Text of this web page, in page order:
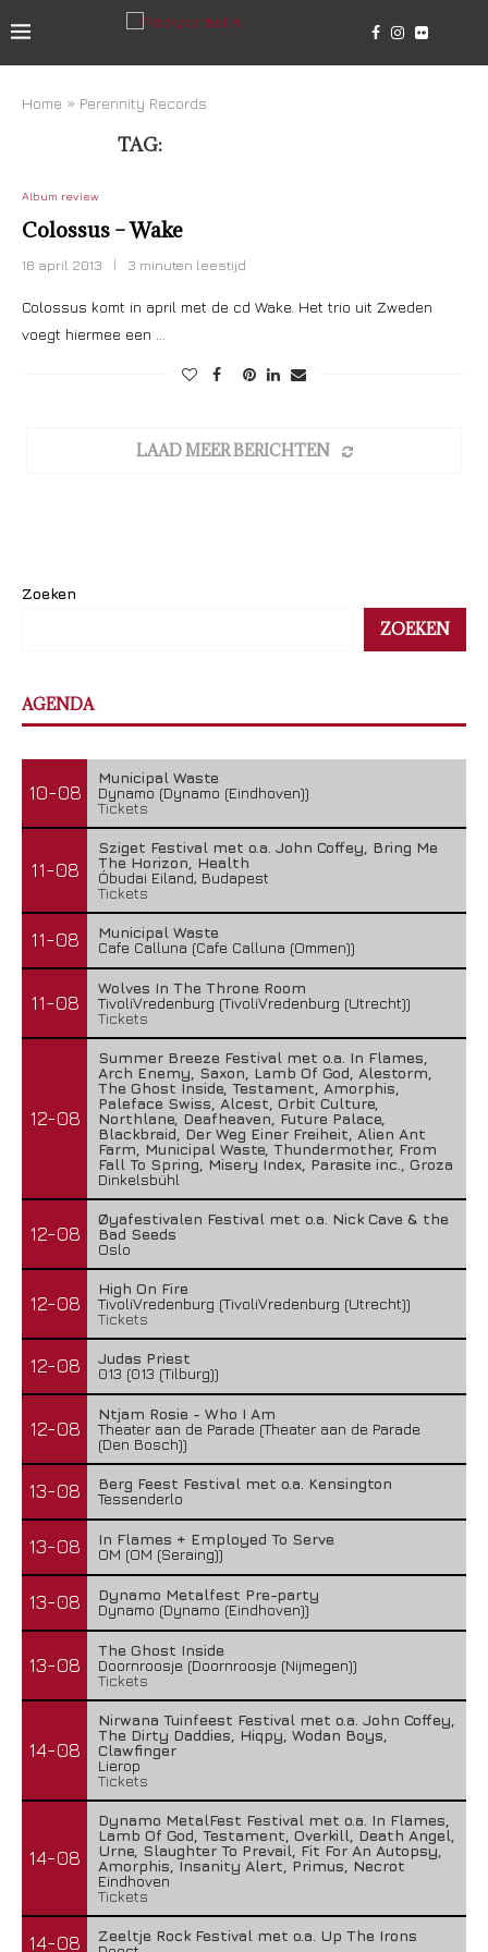
Home » Perennity Records
TAG:
Album review
Colossus – Wake
16 april 2013 3 minuten leestijd
Colossus komt in april met de cd Wake. Het trio uit Zweden
voegt hiermee een …
LAAD MEER BERICHTEN
Zoeken
ZOEKEN
AGENDA
10-08
Municipal Waste
Dynamo (Dynamo (Eindhoven))
Tickets
11-08
Sziget Festival met o.a. John Coffey, Bring Me
The Horizon, Health
Óbudai Eiland, Budapest
Tickets
11-08
Municipal Waste
Cafe Calluna (Cafe Calluna (Ommen))
11-08
Wolves In The Throne Room
TivoliVredenburg (TivoliVredenburg (Utrecht))
Tickets
12-08
Summer Breeze Festival met o.a. In Flames,
Arch Enemy, Saxon, Lamb Of God, Alestorm,
The Ghost Inside, Testament, Amorphis,
Paleface Swiss, Alcest, Orbit Culture,
Northlane, Deafheaven, Future Palace,
Blackbraid, Der Weg Einer Freiheit, Alien Ant
Farm, Municipal Waste, Thundermother, From
Fall To Spring, Misery Index, Parasite inc., Groza
Dinkelsbühl
12-08
Øyafestivalen Festival met o.a. Nick Cave & the
Bad Seeds
Oslo
12-08
High On Fire
TivoliVredenburg (TivoliVredenburg (Utrecht))
Tickets
12-08
Judas Priest
013 (013 (Tilburg))
12-08
Ntjam Rosie - Who I Am
Theater aan de Parade (Theater aan de Parade
(Den Bosch))
13-08
Berg Feest Festival met o.a. Kensington
Tessenderlo
13-08
In Flames + Employed To Serve
OM (OM (Seraing))
13-08
Dynamo Metalfest Pre-party
Dynamo (Dynamo (Eindhoven))
13-08
The Ghost Inside
Doornroosje (Doornroosje (Nijmegen))
Tickets
14-08
Nirwana Tuinfeest Festival met o.a. John Coffey,
The Dirty Daddies, Hiqpy, Wodan Boys,
Clawfinger
Lierop
Tickets
14-08
Dynamo MetalFest Festival met o.a. In Flames,
Lamb Of God, Testament, Overkill, Death Angel,
Urne, Slaughter To Prevail, Fit For An Autopsy,
Amorphis, Insanity Alert, Primus, Necrot
Eindhoven
Tickets
14-08
Zeeltje Rock Festival met o.a. Up The Irons